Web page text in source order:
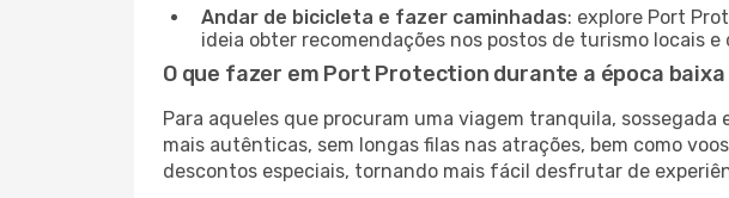
Andar de bicicleta e fazer caminhadas: explore Port
ideia obter recomendações nos postos de turismo locais
O que fazer em Port Protection durante a época baixa
Para aqueles que procuram uma viagem tranquila,
mais autênticas, sem longas filas nas atrações, bem como
descontos especiais, tornando mais fácil desfrutar de